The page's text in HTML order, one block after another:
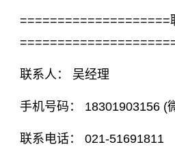
====================
联系人： 吴经理
手机号码： 18301903156 (
联系电话： 021-51691811